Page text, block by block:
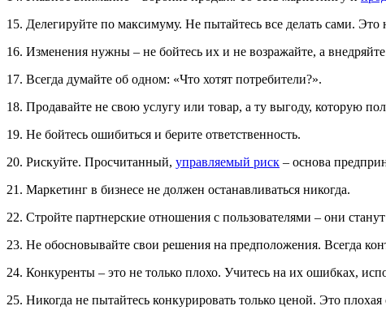
15. Делегируйте по максимуму. Не пытайтесь все делать сами. Это
16. Изменения нужны – не бойтесь их и не возражайте, а
17. Всегда думайте об одном: «Что хотят потребители?».
18. Продавайте не свою услугу или товар, а ту выгоду, которую
19. Не бойтесь ошибиться и берите ответственность.
20. Рискуйте. Просчитанный, управляемый риск – основа
21. Маркетинг в бизнесе не должен останавливаться никогда.
22. Стройте партнерские отношения с пользователями – они
23. Не обосновывайте свои решения на предположения. Всегда
24. Конкуренты – это не только плохо. Учитесь на их ошибках,
25. Никогда не пытайтесь конкурировать только ценой. Это плохая